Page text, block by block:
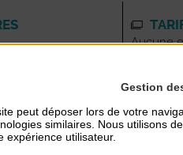
Aucune
Gestion
peut déposer lors de votre
similaires. Nous utilisons
expérience utilisateur.